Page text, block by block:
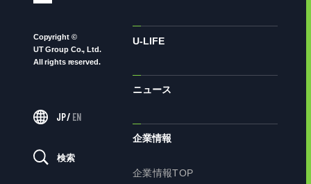
Copyright ©
UT Group Co., Ltd.
All rights reserved.
JP/ EN
検索
U-LIFE
ニュース
企業情報
企業情報TOP